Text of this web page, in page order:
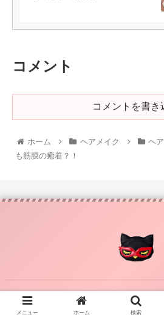
コメント
コメントを書き
ホーム ヘアメイク ヘ
も筋膜の癒着？！
© 2014-2026 かわい
メニュー ホーム 検索